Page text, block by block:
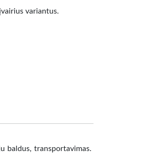
variantus.
baldus, transportavimas.